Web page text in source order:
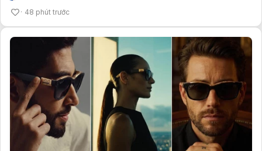
48 phút trước